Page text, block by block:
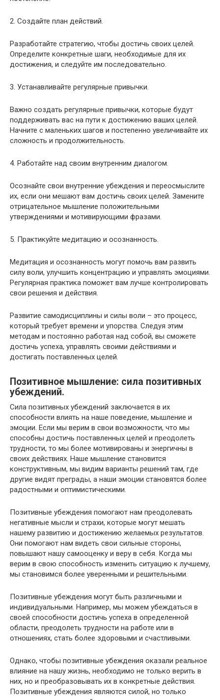
2. Создайте план действий.
Разработайте стратегию, чтобы достичь своих целей.
Определите конкретные шаги, необходимые для их
достижения, и следуйте им последовательно.
3. Устанавливайте регулярные привычки.
Важно создать регулярные привычки, которые будут
поддерживать вас на пути к достижению ваших целей.
Начните с маленьких шагов и постепенно увеличивайте их
сложность и продолжительность.
4. Работайте над своим внутренним диалогом.
Осознайте свои внутренние убеждения и переосмыслите
их, если они мешают вам достичь своих целей. Замените
отрицательное мышление положительными
утверждениями и мотивирующими фразами.
5. Практикуйте медитацию и осознанность.
Медитация и осознанность могут помочь вам развить
силу воли, улучшить концентрацию и управлять эмоциями.
Регулярная практика поможет вам лучше контролировать
свои решения и действия.
Развитие самодисциплины и силы воли – это процесс,
который требует времени и упорства. Следуя этим
методам и постоянно работая над собой, вы сможете
достичь успеха, управлять своими действиями и
достигать поставленных целей.
Позитивное мышление: сила позитивных
убеждений.
Сила позитивных убеждений заключается в их
способности влиять на наше поведение, мышление и
эмоции. Если мы верим в свои возможности, что мы
способны достичь поставленных целей и преодолеть
трудности, то мы более мотивированы и энергичны в
своих действиях. Наше мышление становится
конструктивным, мы видим варианты решений там, где
другие видят преграды, а наши эмоции становятся более
радостными и оптимистическими.
Позитивные убеждения помогают нам преодолевать
негативные мысли и страхи, которые могут мешать
нашему развитию и достижению желаемых результатов.
Они помогают нам видеть свои сильные стороны,
повышают нашу самооценку и веру в себя. Когда мы
верим в свою способность изменить ситуацию к лучшему,
мы становимся более уверенными и решительными.
Позитивные убеждения могут быть различными и
индивидуальными. Например, мы можем убеждаться в
своей способности достичь успеха в определенной
области, преодолеть трудности на работе или в
отношениях, стать более здоровыми и счастливыми.
Однако, чтобы позитивные убеждения оказали реальное
влияние на нашу жизнь, необходимо не только верить в
них, но и преобразовывать их в конкретные действия.
Позитивные убеждения являются силой, но только